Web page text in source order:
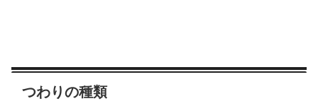
つわりの種類